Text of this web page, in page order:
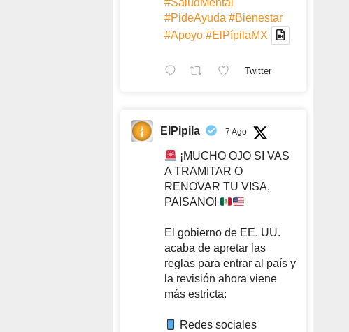
#SaludMental
#PideAyuda #Bienestar
#Apoyo #ElPípilaMX
Twitter
ElPipila 7 Ago
¡MUCHO OJO SI VAS
A TRAMITAR O
RENOVAR TU VISA,
PAISANO!
El gobierno de EE. UU.
acaba de apretar las
reglas para entrar al país y
la revisión ahora viene
más estricta:
Redes sociales